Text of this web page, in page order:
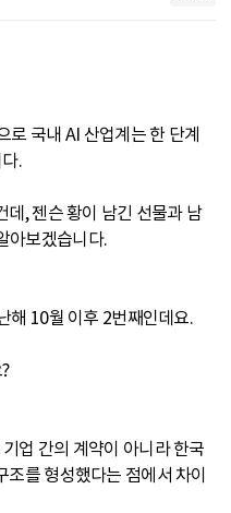
로 국내 AI 산업계는 한 단계
.
데, 젠슨 황이 남긴 선물과 남
아보겠습니다.
해 10월 이후 2번째인데요.
업 간의 계약이 아니라 한국
를 형성했다는 점에서 차이